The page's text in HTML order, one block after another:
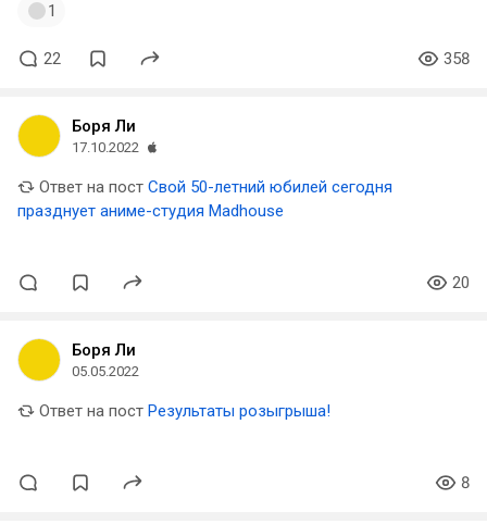
1
22 358
Боря Ли
17.10.2022
Ответ на пост Свой 50-летний юбилей сегодня
празднует аниме-студия Madhouse
20
Боря Ли
05.05.2022
Ответ на пост Результаты розыгрыша!
8